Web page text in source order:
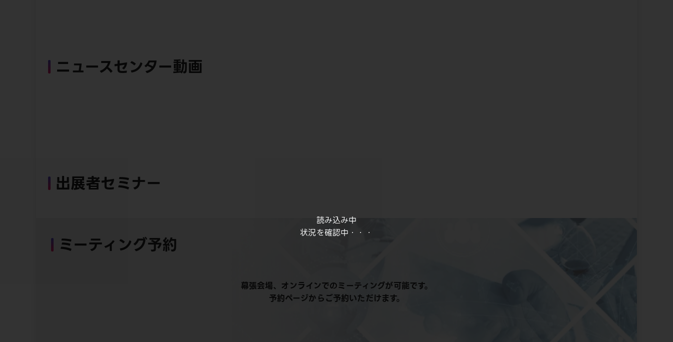
読み込み中
状況を確認中・・・
ニュースセンター動画
出展者セミナー
ミーティング予約
幕張会場、オンラインでのミーティングが可能です。
予約ページからご予約いただけます。